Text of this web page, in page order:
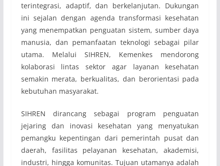
terintegrasi, adaptif, dan berkelanjutan. Dukungan
ini sejalan dengan agenda transformasi kesehatan
yang menempatkan penguatan sistem, sumber daya
manusia, dan pemanfaatan teknologi sebagai pilar
utama. Melalui SIHREN, Kemenkes mendorong
kolaborasi lintas sektor agar layanan kesehatan
semakin merata, berkualitas, dan berorientasi pada
kebutuhan masyarakat.
SIHREN dirancang sebagai program penguatan
jejaring dan inovasi kesehatan yang menyatukan
pemangku kepentingan dari pemerintah pusat dan
daerah, fasilitas pelayanan kesehatan, akademisi,
industri, hingga komunitas. Tujuan utamanya adalah